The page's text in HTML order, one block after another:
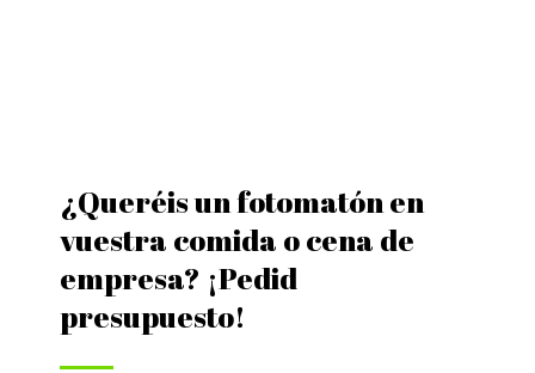
¿Queréis un fotomatón en
vuestra comida o cena de
empresa? ¡Pedid
presupuesto!